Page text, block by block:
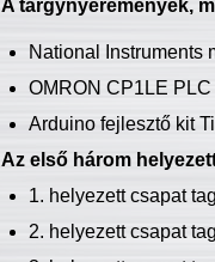
A tárgynyeremények,
National Instruments
OMRON CP1LE PLC
Arduino fejlesztő kit
Az első három
1. helyezett csapat
2. helyezett csapat